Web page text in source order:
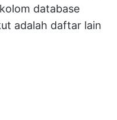
database
adalah daftar lain